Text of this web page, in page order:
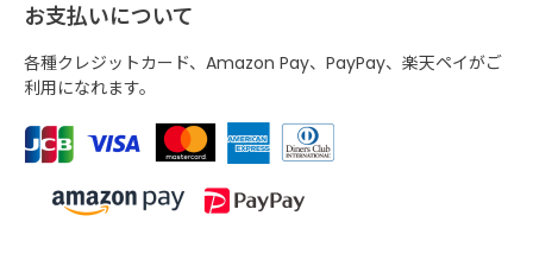
お支払いについて
各種クレジットカード、Amazon Pay、PayPay、楽天ペイがご
利用になれます。